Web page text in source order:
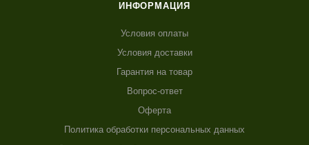
ИНФОРМАЦИЯ
Условия оплаты
Условия доставки
Гарантия на товар
Вопрос-ответ
Оферта
Политика обработки персональных данных